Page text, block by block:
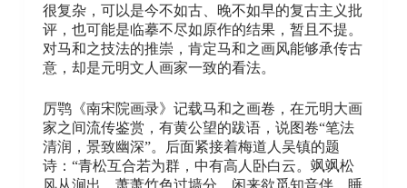
很复杂，可以是今不如古、晚不如早的复古主义批
评，也可能是临摹不尽如原作的结果，暂且不提。
对马和之技法的推崇，肯定马和之画风能够承传古
意，却是元明文人画家一致的看法。
厉鹗《南宋院画录》记载马和之画卷，在元明大画
家之间流传鉴赏，有黄公望的跋语，说图卷“笔法
清润，景致幽深”。后面紧接着梅道人吴镇的题
诗：“青松互合若为群，中有高人卧白云。飒飒松
风从涧出，萧萧竹色过墙分。闲来欲觅知音伴，睡